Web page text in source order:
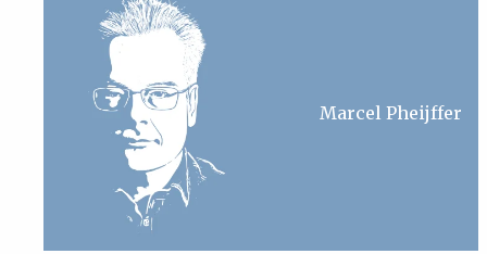
Marcel Pheijffer